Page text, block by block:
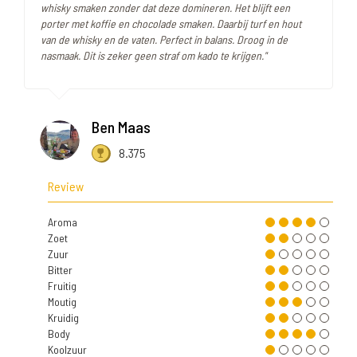
whisky smaken zonder dat deze domineren. Het blijft een
porter met koffie en chocolade smaken. Daarbij turf en hout
van de whisky en de vaten. Perfect in balans. Droog in de
nasmaak. Dit is zeker geen straf om kado te krijgen."
Ben Maas
8.375
Review
Aroma
Zoet
Zuur
Bitter
Fruitig
Moutig
Kruidig
Body
Koolzuur